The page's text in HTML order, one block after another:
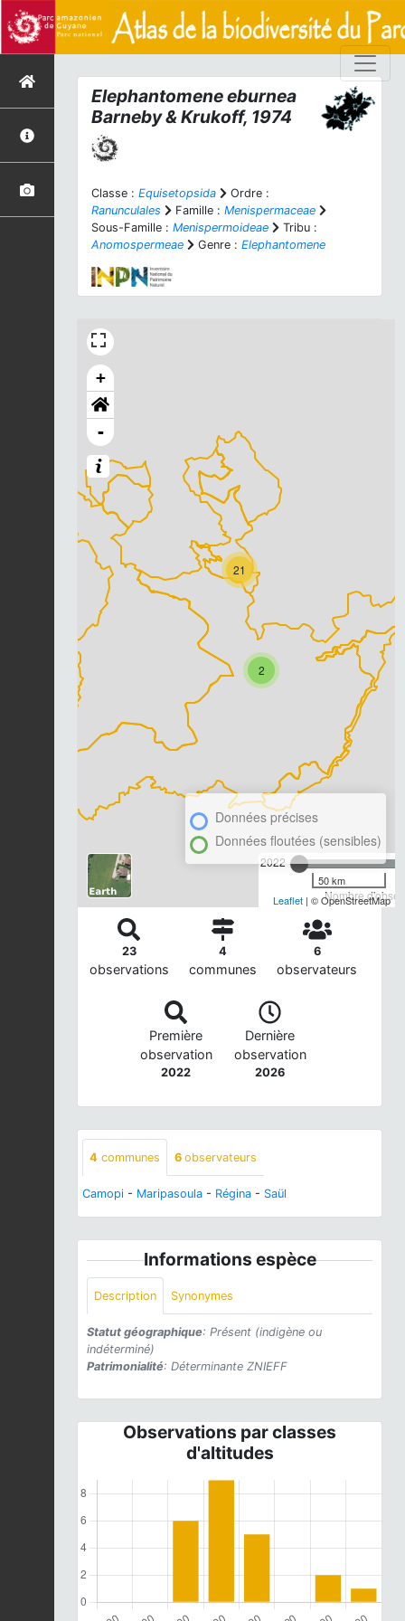
Elephantomene eburnea
Barneby & Krukoff, 1974
Classe : Equisetopsida
Ordre :
Ranunculales
Famille : Menispermaceae
Sous-Famille : Menispermoideae
Tribu :
Anomospermeae
Genre : Elephantomene
2
21
+
-
2022
Nombre
Données précises
Données floutées (sensibles)
50 km
Leaflet | © OpenStreetMap
23
observations
4
communes
6
observateurs
Première
observation
2022
Dernière
observation
2026
4 communes 6 observateurs
Camopi - Maripasoula - Régina - Saül
Informations espèce
Description Synonymes
Statut géographique: Présent (indigène ou
indéterminé)
Patrimonialité: Déterminante ZNIEFF
Observations par classes
d'altitudes